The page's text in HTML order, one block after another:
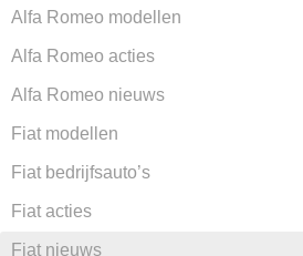
Alfa Romeo modellen
Alfa Romeo acties
Alfa Romeo nieuws
Fiat modellen
Fiat bedrijfsauto’s
Fiat acties
Fiat nieuws